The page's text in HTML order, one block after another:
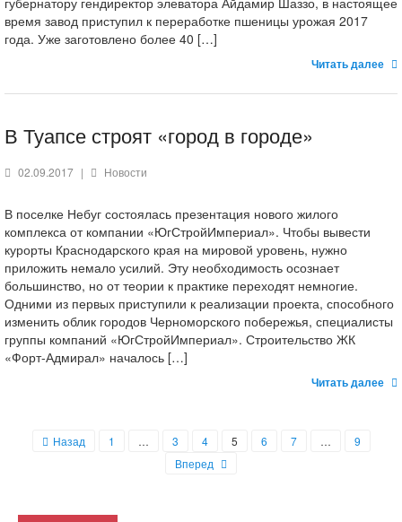
время завод приступил к переработке пшеницы урожая 2017
года. Уже заготовлено более 40 […]
Читать далее
В Туапсе строят «город в городе»
02.09.2017 | Новости
В поселке Небуг состоялась презентация нового жилого
комплекса от компании «ЮгСтройИмпериал». Чтобы вывести
курорты Краснодарского края на мировой уровень, нужно
приложить немало усилий. Эту необходимость осознает
большинство, но от теории к практике переходят немногие.
Одними из первых приступили к реализации проекта, способного
изменить облик городов Черноморского побережья, специалисты
группы компаний «ЮгСтройИмпериал». Строительство ЖК
«Форт-Адмирал» началось […]
Читать далее
Назад 1 … 3 4 5 6 7 …
9
Вперед